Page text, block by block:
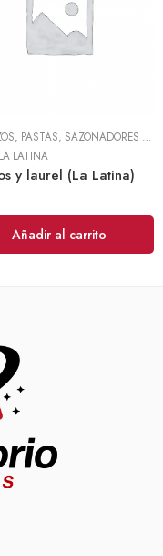
ADEREZOS, PASTAS, SAZONADORES Y CONDIMENTOS
LA LATINA
y laurel (La Latina)
Añadir al carrito